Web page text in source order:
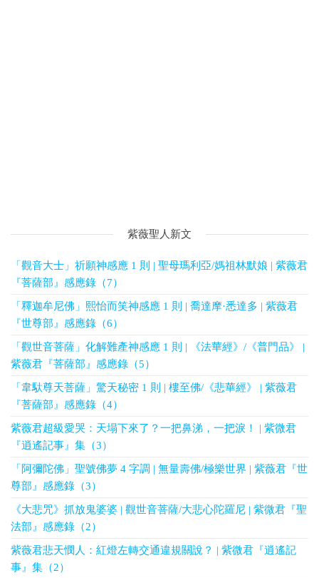
紫薇聖人新文
「觀音大士」祈願神感應 1 則 | 聖母瑪利亞/媽祖林默娘 | 紫薇君
『菩薩部』感應錄（7）
「釋迦牟尼佛」熙怡而笑神感應 1 則 | 喬達摩·悉達多 | 紫薇君
『世尊部』感應錄（6）
「觀世音菩薩」化解難產神感應 1 則 | 《法華經》/《普門品》 |
紫薇君『菩薩部』感應錄（5）
「韋馱尊天菩薩」驚天秘密 1 則 | 樓至佛/《悲華經》 | 紫薇君
『菩薩部』感應錄（4）
紫薇君超級愛哭：天塌下來了？一把鼻涕，一把淚！ | 紫微君
『逍遙記事』集（3）
「阿彌陀佛」聖號佛夢 4 字調 | 無量壽佛/極樂世界 | 紫薇君『世
尊部』感應錄（3）
《大悲咒》抓放鬼婆婆 | 觀世音菩薩/大悲心陀羅尼 | 紫微君『聖
法部』感應錄（2）
紫薇君悲天憫人：紅燈左轉交通違規關說？ | 紫微君『逍遙記
事』集（2）